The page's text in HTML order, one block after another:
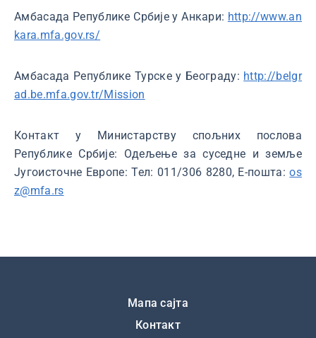
Амбасада Републике Србије у Анкари: http://www.an
kara.mfa.gov.rs/
Амбасада Републике Турске у Београду: http://belgr
ad.be.mfa.gov.tr/Mission
Контакт у Министарству спољних послова
Републике Србије: Одељење за суседне и земље
Југоисточне Европе: Тел: 011/306 8280, Е-пошта:os
z@mfa.rs
Мапа сајта
Контакт